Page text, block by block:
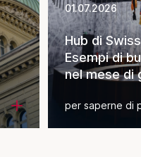
01.07.2026
Hub di
Esempi di
nel mese di
per saperne di